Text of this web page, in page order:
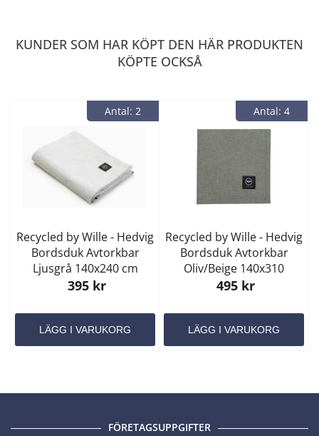
KUNDER SOM HAR KÖPT DEN HÄR PRODUKTEN
KÖPTE OCKSÅ
Antal: 2
Recycled by Wille - Hedvig
Bordsduk Avtorkbar
Ljusgrå 140x240 cm
395 kr
LÄGG I VARUKORG
Antal: 4
Recycled by Wille - Hedvig
Bordsduk Avtorkbar
Oliv/Beige 140x310
495 kr
LÄGG I VARUKORG
FÖRETAGSUPPGIFTER